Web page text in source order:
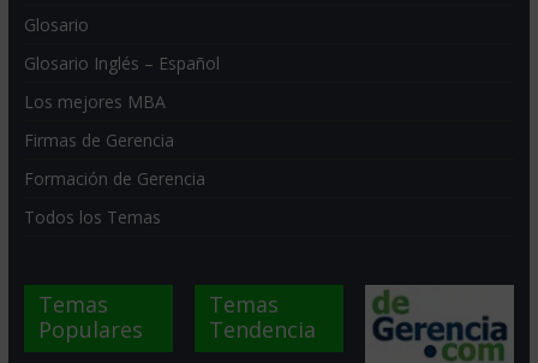
Glosario
Glosario Inglés – Español
Los mejores MBA
Firmas de Gerencia
Formación de Gerencia
Todos los Temas
Temas
Populares
Temas
Tendencia